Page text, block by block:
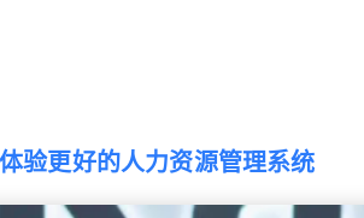
验更好的人力资源管理系统